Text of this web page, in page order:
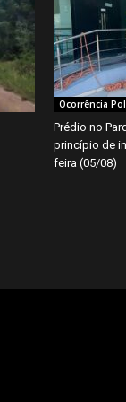
Ocorrência
Prédio no
princípio de
feira (05/08)